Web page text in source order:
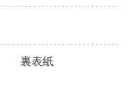
裏表紙